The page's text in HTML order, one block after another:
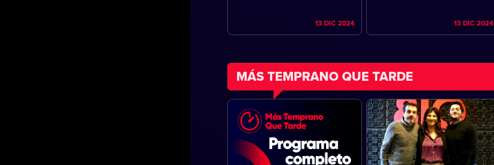
13 DIC 2024 13 DIC 2024
MÁS TEMPRANO QUE TARDE